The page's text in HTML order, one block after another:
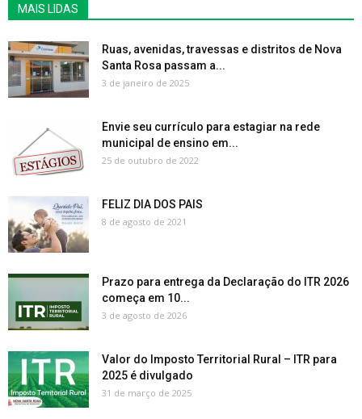
MAIS LIDAS
Ruas, avenidas, travessas e distritos de Nova
Santa Rosa passam a...
3 de janeiro de 2025
Envie seu currículo para estagiar na rede
municipal de ensino em...
25 de outubro de 2022
FELIZ DIA DOS PAIS
8 de agosto de 2021
Prazo para entrega da Declaração do ITR 2026
começa em 10...
3 de agosto de 2026
Valor do Imposto Territorial Rural – ITR para
2025 é divulgado
31 de março de 2025